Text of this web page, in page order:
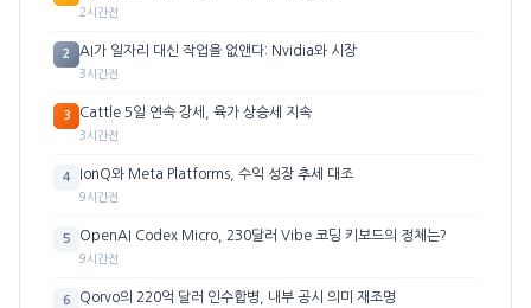
2시간전
2 AI가 일자리 대신 작업을 없앤다: Nvidia와 시장
3시간전
3 Cattle 5일 연속 강세, 육가 상승세 지속
3시간전
4 IonQ와 Meta Platforms, 수익 성장 추세 대조
9시간전
5 OpenAI Codex Micro, 230달러 Vibe 코딩 키보드의 정체는?
9시간전
6 Qorvo의 220억 달러 인수합병, 내부 공시 의미 재조명